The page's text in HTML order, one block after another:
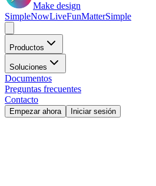
Make design
SimpleNowLiveFunMatterSimple
Productos
Soluciones
Documentos
Preguntas frecuentes
Contacto
Empezar ahora Iniciar sesión